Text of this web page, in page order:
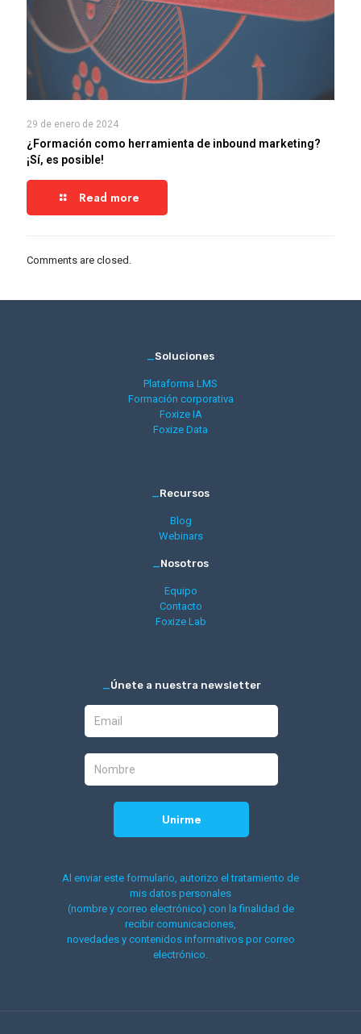
29 de enero de 2024
¿Formación como herramienta de inbound marketing?
¡Sí, es posible!
Read more
Comments are closed.
_Soluciones
Plataforma LMS
Formación corporativa
Foxize IA
Foxize Data
_Recursos
Blog
Webinars
_Nosotros
Equipo
Contacto
Foxize Lab
_Únete a nuestra newsletter
Al enviar este formulario, autorizo el tratamiento de
mis datos personales
(nombre y correo electrónico) con la finalidad de
recibir comunicaciones,
novedades y contenidos informativos por correo
electrónico.